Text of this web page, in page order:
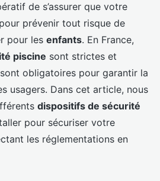
de s’assurer que votre
prévenir tout risque de
pour les enfants. En France,
piscine sont strictes et
sont obligatoires pour garantir la
usagers. Dans cet article, nous
dispositifs de sécurité
pour sécuriser votre
les réglementations en